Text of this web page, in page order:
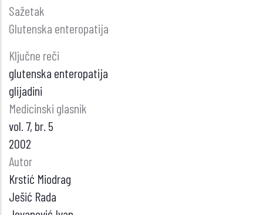
Sažetak
Glutenska enteropatija
Ključne reči
glutenska enteropatija
glijadini
Medicinski glasnik
vol. 7, br. 5
2002
Autor
Krstić Miodrag
Ješić Rada